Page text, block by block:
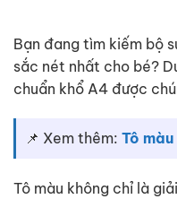
Bạn đang tìm kiếm bộ
sắc nét nhất cho bé?
chuẩn khổ A4 được
📌 Xem thêm: Tô
Tô màu không chỉ là